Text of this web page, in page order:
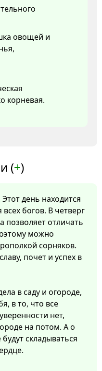
овощей и
корневая.
(+)
Этот день находится
богов. В четверг
позволяет отличать
можно
сорняков.
почет и успех в
в саду и огороде,
в то, что все
нет,
на потом. А о
складываться